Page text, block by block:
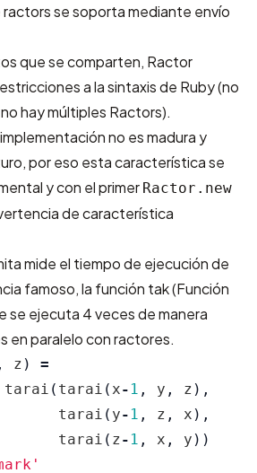
se soporta mediante envío
que se comparten, Ractor
a la sintaxis de Ruby (no
hay múltiples Ractors).
no es madura y
por eso esta característica se
y con el primer Ractor.new
de característica
mide el tiempo de ejecución de
famoso, la función tak (Función
se ejecuta 4 veces de manera
en paralelo con ractores.
, z )
=
tarai ( tarai ( x- 1 , y , z ),
tarai ( y- 1 , z , x ),
tarai ( z- 1 , x , y ))